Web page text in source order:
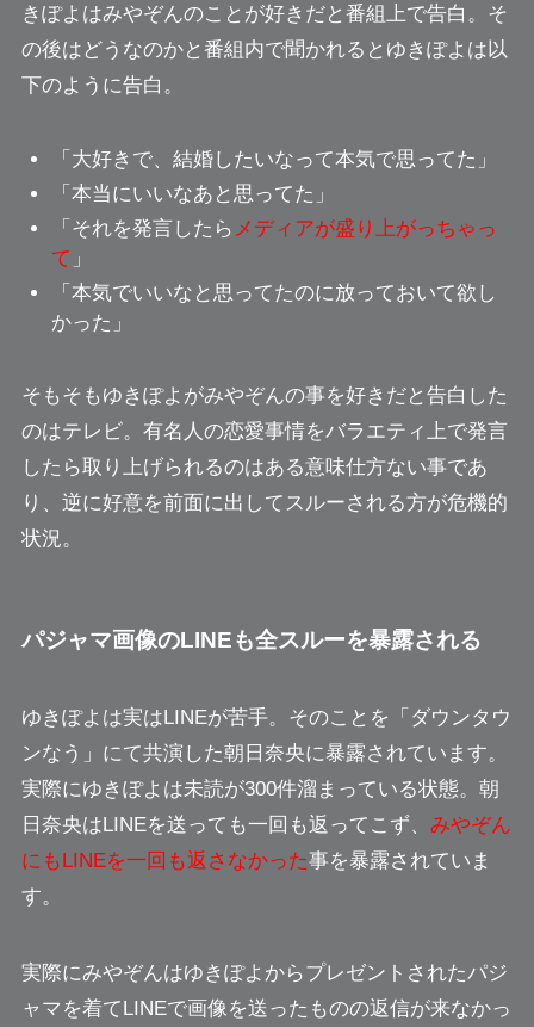
きぽよはみやぞんのことが好きだと番組上で告白。そ
の後はどうなのかと番組内で聞かれるとゆきぽよは以
下のように告白。
「大好きで、結婚したいなって本気で思ってた」
「本当にいいなあと思ってた」
「それを発言したら メディアが盛り上がっちゃっ
て 」
「本気でいいなと思ってたのに放っておいて欲し
かった 」
そもそもゆきぽよがみやぞんの事を好きだと 告白した
のはテレビ。 有名人の恋愛事情をバラエティ上で発言
したら取り上げられるのはある意味仕方ない事であ
り、逆に好意を前面に出してスルーされる方が危機的
状況。
パジャマ画像のLINEも全スルーを暴露される
ゆきぽよは実はLINEが苦手。そのことを
「ダウンタウ
ンなう」 にて共演した朝日奈央に暴露されています。
実際にゆきぽよは未読が300件溜まっている状態。 朝
日奈央はLINEを送っても一回も返ってこず、 みやぞん
にもLINEを一回も返さなかった事を暴露されていま
す。
実際にみやぞんはゆきぽよからプレゼントされたパジ
ャマを着てLINEで画像を送ったものの返信が来なかっ